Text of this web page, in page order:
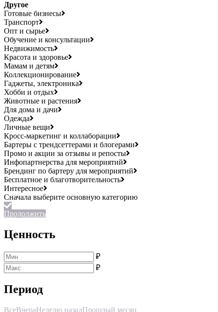
Другое
Готовые бизнесы
Транспорт
Опт и сырье
Обучение и консультации
Недвижимость
Красота и здоровье
Мамам и детям
Коллекционирование
Гаджеты, электроника
Хобби и отдых
Животные и растения
Для дома и дачи
Одежда
Личные вещи
Кросс-маркетинг и коллаборации
Бартеры с трендсеттерами и блогерами
Промо и акции за отзывы и репосты
Инфопартнерства для мероприятий
Брендинг по бартеру для мероприятий
Бесплатное и благотворительность
Интересное
Продолжить
Ценность
₽
₽
Период
ВсеВчераНеделю назадПрошлый месяц